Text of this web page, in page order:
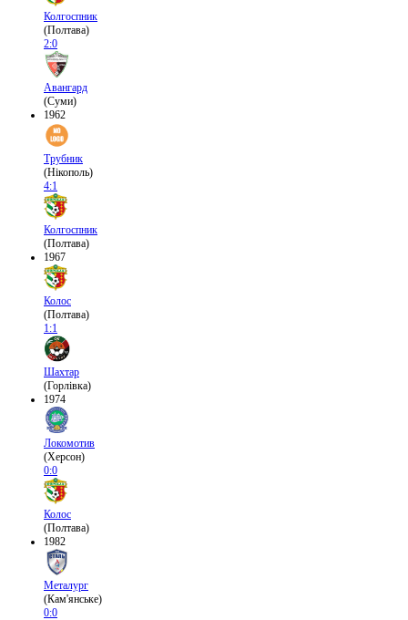
Колгоспник
(Полтава)
2:0
Авангард
(Суми)
1962
Трубник
(Нікополь)
4:1
Колгоспник
(Полтава)
1967
Колос
(Полтава)
1:1
Шахтар
(Горлівка)
1974
Локомотив
(Херсон)
0:0
Колос
(Полтава)
1982
Металург
(Кам'янське)
0:0